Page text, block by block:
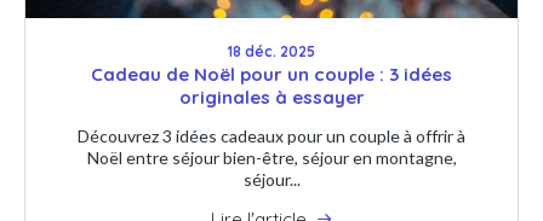
18 déc. 2025
Cadeau de Noël pour un couple : 3 idées
originales à essayer
Découvrez 3 idées cadeaux pour un couple à offrir à
Noël entre séjour bien-être, séjour en montagne,
séjour...